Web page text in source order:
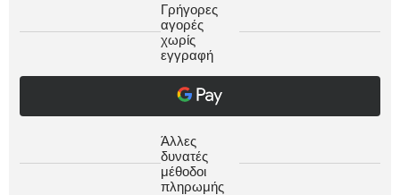
Γρήγορες
αγορές
χωρίς
εγγραφή
Άλλες
δυνατές
μέθοδοι
πληρωμής